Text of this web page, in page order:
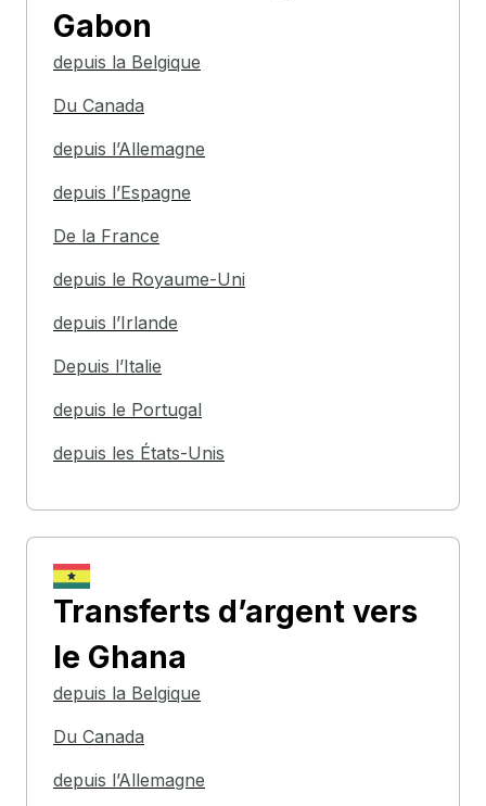
Gabon
depuis la Belgique
Du Canada
depuis l’Allemagne
depuis l’Espagne
De la France
depuis le Royaume-Uni
depuis l’Irlande
Depuis l’Italie
depuis le Portugal
depuis les États-Unis
Transferts d’argent vers
le Ghana
depuis la Belgique
Du Canada
depuis l’Allemagne